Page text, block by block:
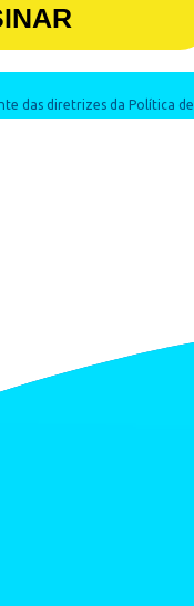
das diretrizes da Política de